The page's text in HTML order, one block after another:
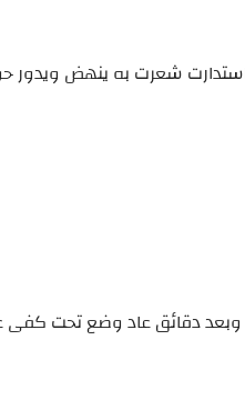
شعرت به ينهض
دقائق عاد وضع تحت كفى